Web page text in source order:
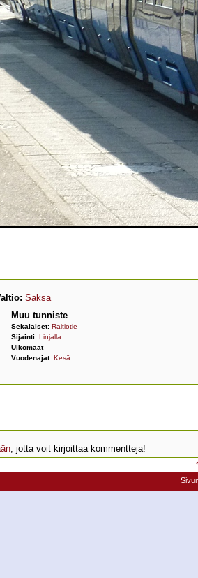
Saksa
Muu tunniste
Sekalaiset: Raitiotie
Sijainti: Linjalla
Ulkomaat
Vuodenajat: Kesä
, jotta voit kirjoittaa kommentteja!